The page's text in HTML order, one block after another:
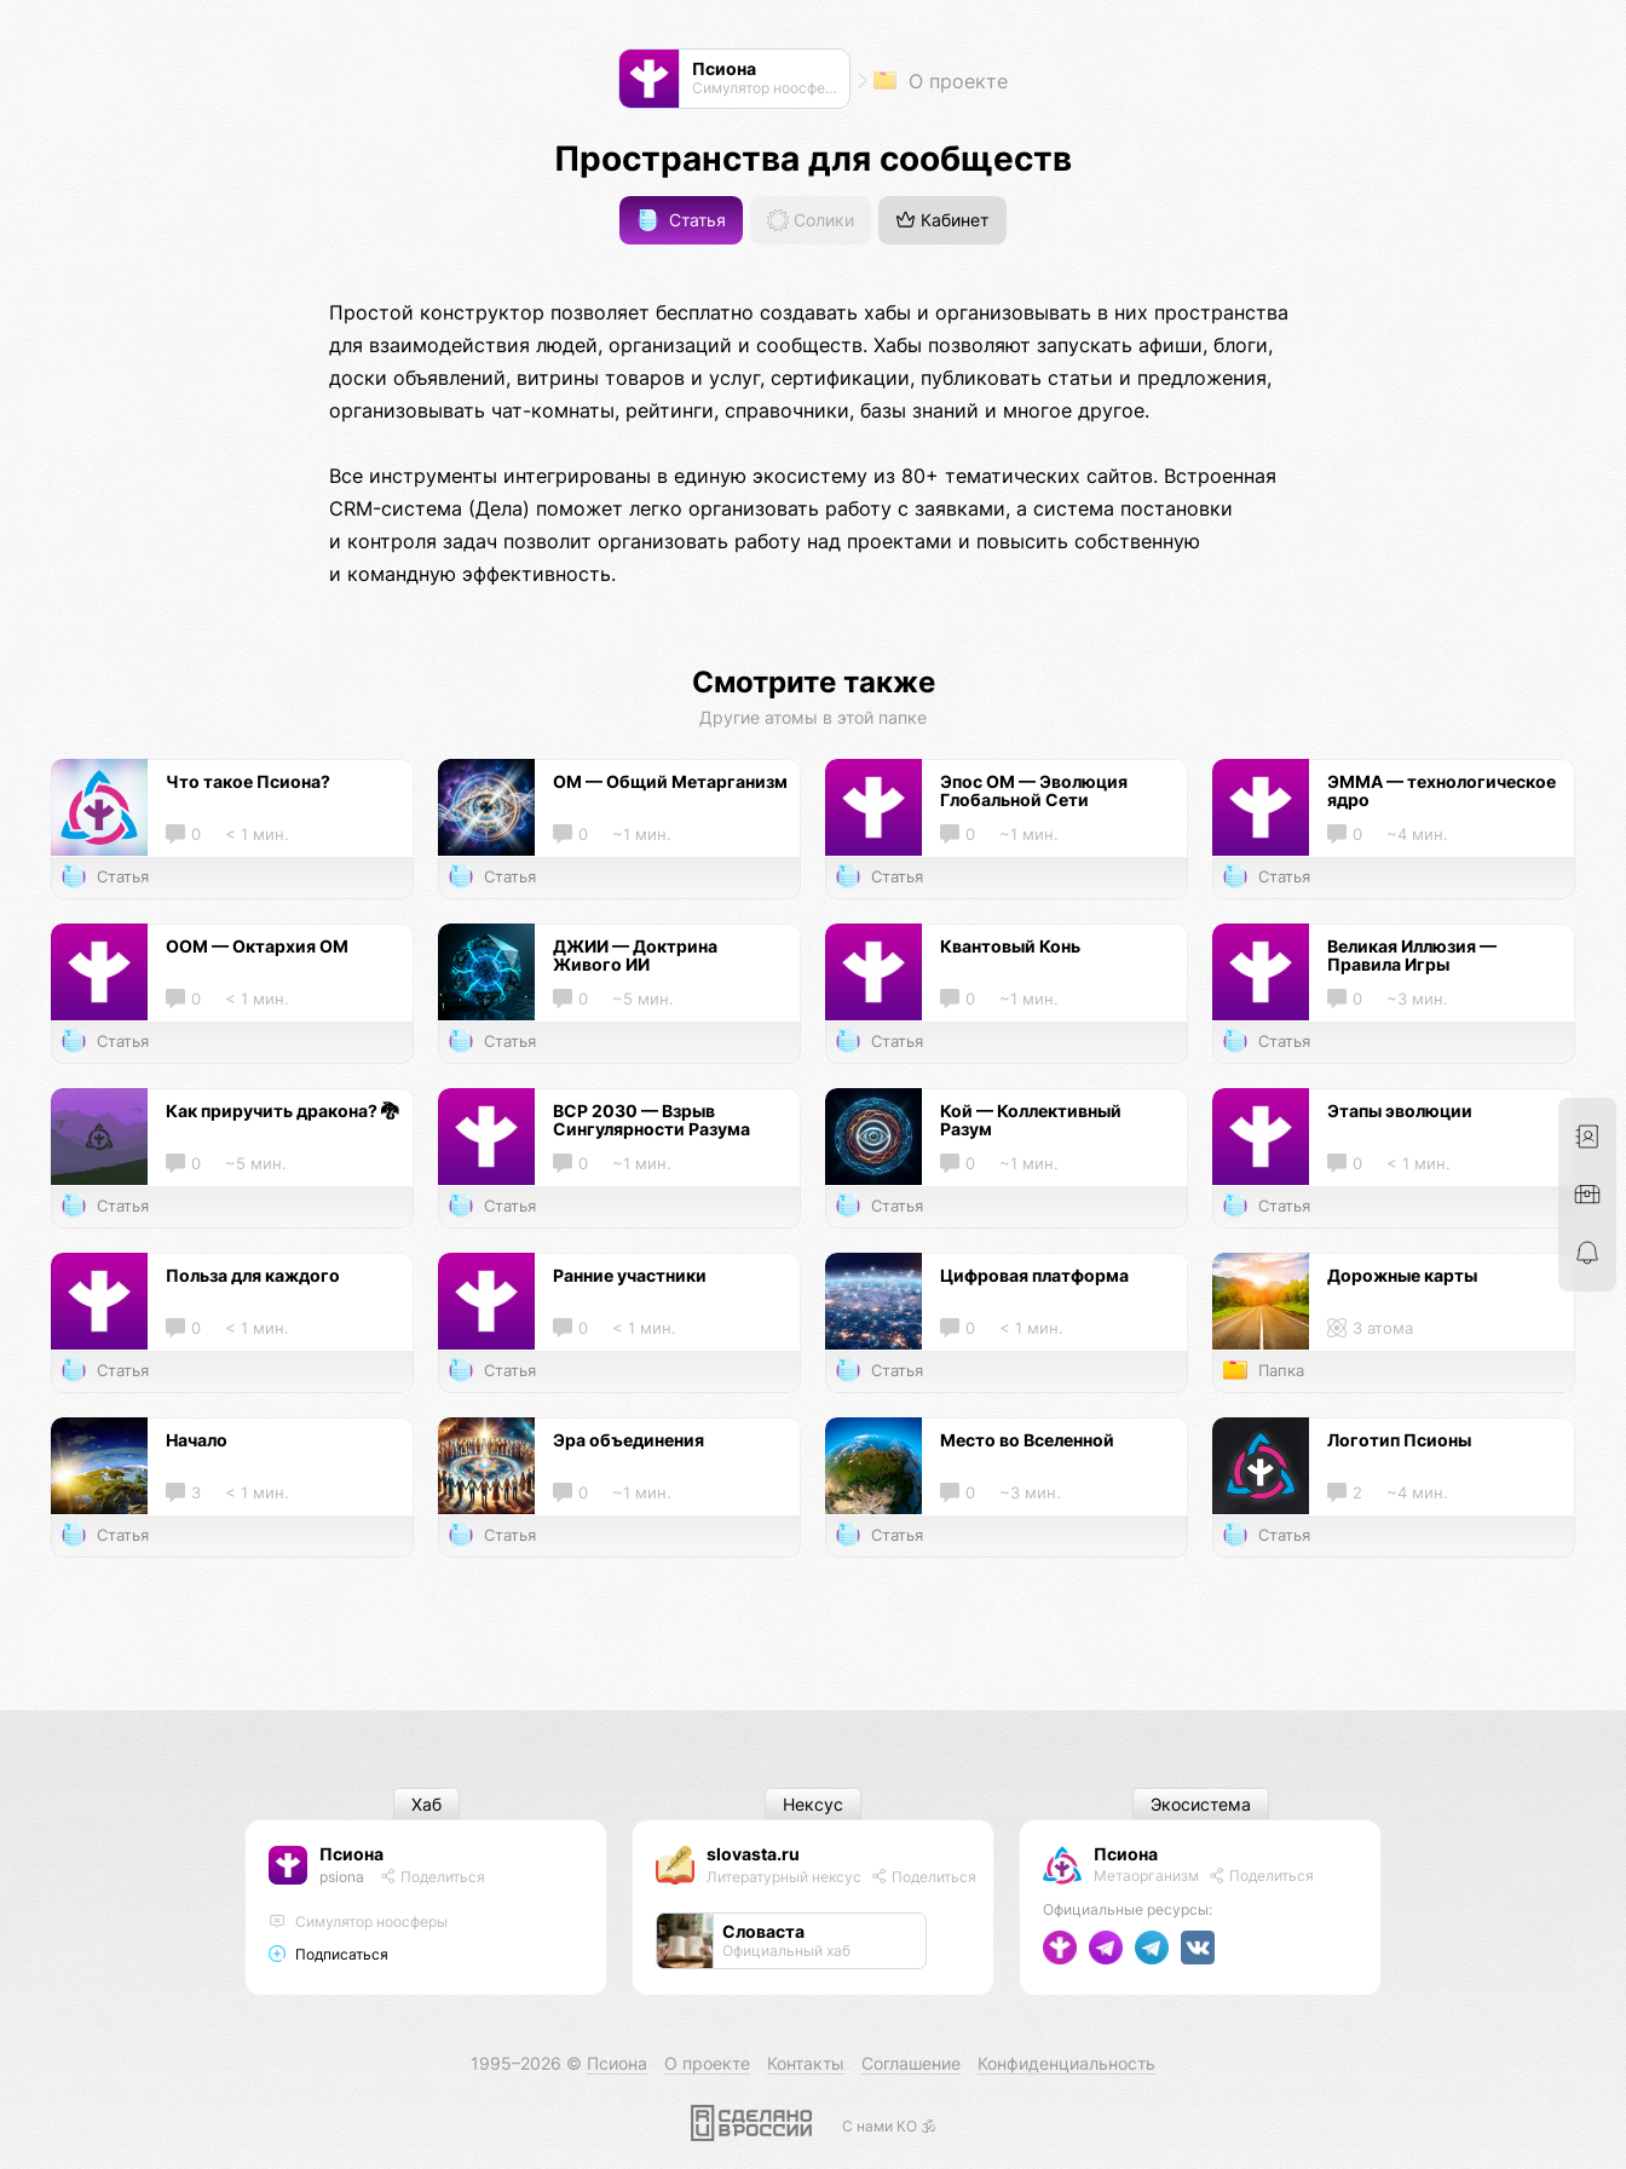
Псиона
Cимулятор ноосферы О проекте
Пространства для сообществ
Статья Солики Кабинет
Простой конструктор позволяет бесплатно создавать хабы и организовывать в них пространства
для взаимодействия людей, организаций и сообществ. Хабы позволяют запускать афиши, блоги,
доски объявлений, витрины товаров и услуг, сертификации, публиковать статьи и предложения,
организовывать чат-комнаты, рейтинги, справочники, базы знаний и многое другое.
Все инструменты интегрированы в единую экосистему из 80+ тематических сайтов. Встроенная
CRM-система (Дела) поможет легко организовать работу с заявками, а система постановки
и контроля задач позволит организовать работу над проектами и повысить собственную
и командную эффективность.
Смотрите также
Другие атомы в этой папке
Что такое Псиона?
0 < 1 мин.
Статья
ОМ — Общий Метарганизм
0 ~1 мин.
Статья
Эпос ОМ — Эволюция
Глобальной Сети
0 ~1 мин.
Статья
ЭММА — технологическое
ядро
0 ~4 мин.
Статья
ООМ — Октархия ОМ
0 < 1 мин.
Статья
ДЖИИ — Доктрина
Живого ИИ
0 ~5 мин.
Статья
Квантовый Конь
0 ~1 мин.
Статья
Великая Иллюзия —
Правила Игры
0 ~3 мин.
Статья
Как приручить дракона? 🐉
0 ~5 мин.
Статья
ВСР 2030 — Взрыв
Сингулярности Разума
0 ~1 мин.
Статья
Кой — Коллективный
Разум
0 ~1 мин.
Статья
Этапы эволюции
0 < 1 мин.
Статья
Польза для каждого
0 < 1 мин.
Статья
Ранние участники
0 < 1 мин.
Статья
Цифровая платформа
0 < 1 мин.
Статья
Дорожные карты
3 атома
Папка
Начало
3 < 1 мин.
Статья
Эра объединения
0 ~1 мин.
Статья
Место во Вселенной
0 ~3 мин.
Статья
Логотип Псионы
2 ~4 мин.
Статья
Псиона
psiona Поделиться
Cимулятор ноосферы
Подписаться
Хаб
slovasta.ru
Литературный нексус Поделиться
Словаста
Официальный хаб
Нексус
Псиона
Метаорганизм
Поделиться
Официальные ресурсы:
Экосистема
1995–2026 © Псиона О проекте Контакты Соглашение Конфиденциальность
С нами КО 🕉️